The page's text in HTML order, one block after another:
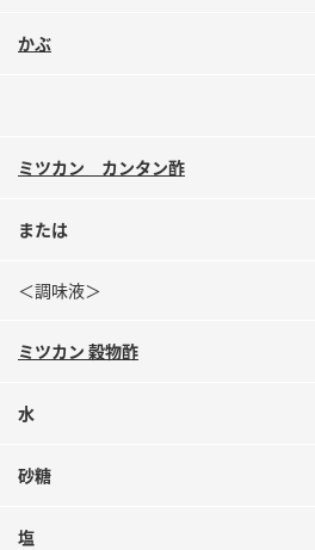
ロングセラー商品 ＋ おすすめレシピ
業務用サイト ミツカングループについて
かぶ
ミツカン カンタン酢
または
＜調味液＞
ミツカン 穀物酢
水
砂糖
塩